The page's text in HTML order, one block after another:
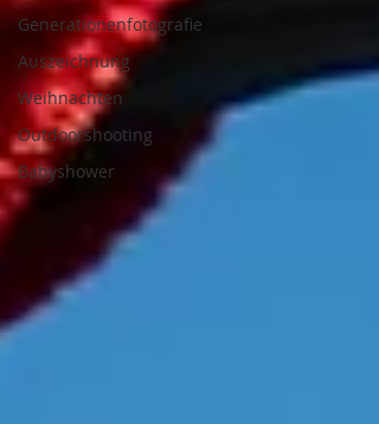
Generationenfotografie
Auszeichnung
Weihnachten
Outdoorshooting
Babyshower